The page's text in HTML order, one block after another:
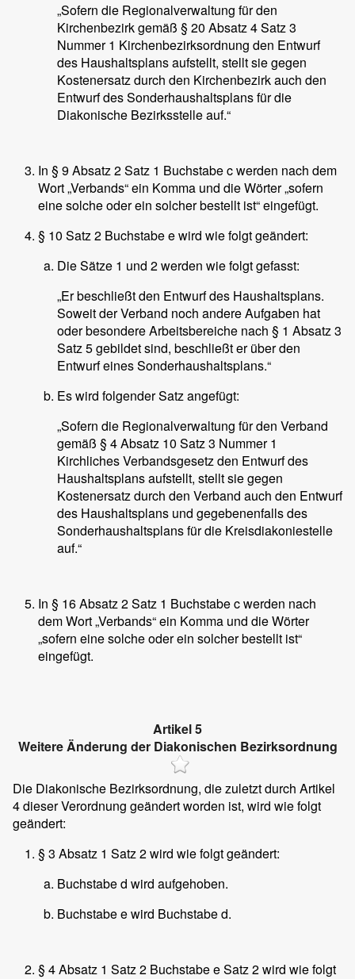
„Sofern die Regionalverwaltung für den
Kirchenbezirk gemäß § 20 Absatz 4 Satz 3
Nummer 1 Kirchenbezirksordnung den Entwurf
des Haushaltsplans aufstellt, stellt sie gegen
Kostenersatz durch den Kirchenbezirk auch den
Entwurf des Sonderhaushaltsplans für die
Diakonische Bezirksstelle auf.“
In § 9 Absatz 2 Satz 1 Buchstabe c werden nach dem
Wort „Verbands“ ein Komma und die Wörter „sofern
eine solche oder ein solcher bestellt ist“ eingefügt.
§ 10 Satz 2 Buchstabe e wird wie folgt geändert:
Die Sätze 1 und 2 werden wie folgt gefasst:
„Er beschließt den Entwurf des Haushaltsplans.
Soweit der Verband noch andere Aufgaben hat
oder besondere Arbeitsbereiche nach § 1 Absatz 3
Satz 5 gebildet sind, beschließt er über den
Entwurf eines Sonderhaushaltsplans.“
Es wird folgender Satz angefügt:
„Sofern die Regionalverwaltung für den Verband
gemäß § 4 Absatz 10 Satz 3 Nummer 1
Kirchliches Verbandsgesetz den Entwurf des
Haushaltsplans aufstellt, stellt sie gegen
Kostenersatz durch den Verband auch den Entwurf
des Haushaltsplans und gegebenenfalls des
Sonderhaushaltsplans für die Kreisdiakoniestelle
auf.“
In § 16 Absatz 2 Satz 1 Buchstabe c werden nach
dem Wort „Verbands“ ein Komma und die Wörter
„sofern eine solche oder ein solcher bestellt ist“
eingefügt.
Artikel 5
Weitere Änderung der Diakonischen Bezirksordnung
Die Diakonische Bezirksordnung, die zuletzt durch Artikel
4 dieser Verordnung geändert worden ist, wird wie folgt
geändert:
§ 3 Absatz 1 Satz 2 wird wie folgt geändert:
Buchstabe d wird aufgehoben.
Buchstabe e wird Buchstabe d.
§ 4 Absatz 1 Satz 2 Buchstabe e Satz 2 wird wie folgt